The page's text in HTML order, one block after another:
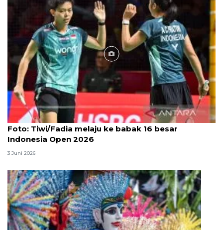
Foto
Foto: Tiwi/Fadia melaju ke babak 16 besar
Indonesia Open 2026
3 Juni 2026